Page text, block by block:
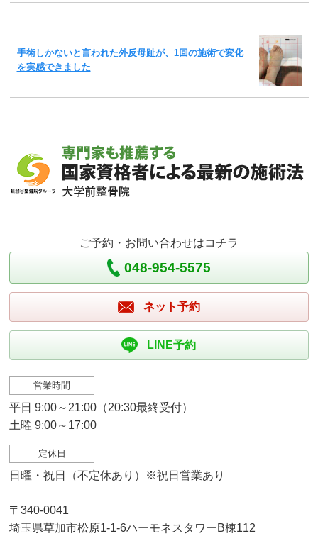
手術しかないと言われた外反母趾が、1回の施術で変化
を実感できました
ご予約・お問い合わせはコチラ
048-954-5575
ネット予約
LINE予約
営業時間
平日 9:00～21:00（20:30最終受付）
土曜 9:00～17:00
定休日
日曜・祝日（不定休あり）※祝日営業あり
〒340-0041
埼玉県草加市松原1-1-6ハーモネスタワーB棟112